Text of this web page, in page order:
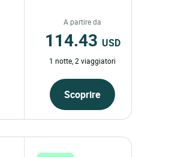
A partire da
114.43 USD
1 notte, 2 viaggiatori
Scoprire